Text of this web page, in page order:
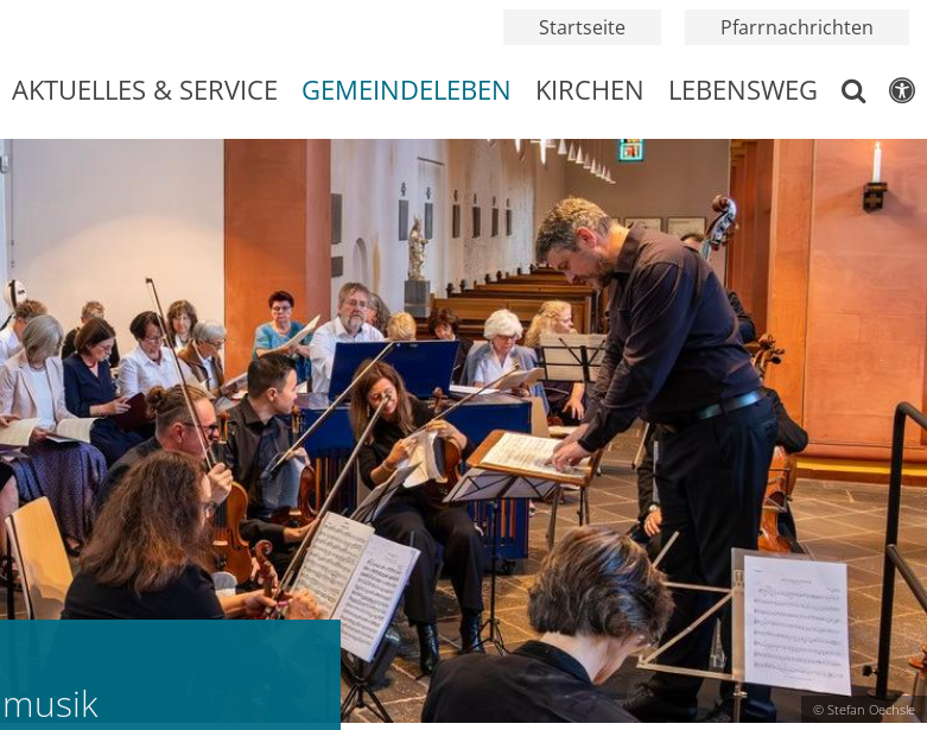
Startseite Pfarrnachrichten
AKTUELLES & SERVICE GEMEINDELEBEN KIRCHEN LEBENSWEG
© Stefan Oechsle